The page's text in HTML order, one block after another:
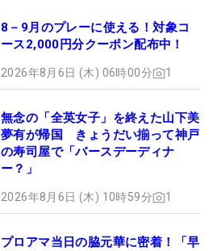
8－9月のプレーに使える！対象コ
ース2,000円分クーポン配布中！
2026年8月6日 (木) 06時00分 1
無念の「全英女子」を終えた山下美
夢有が帰国 きょうだい揃って神戸
の寿司屋で「バースデーディナ
ー？」
2026年8月6日 (木) 10時59分 1
プロアマ当日の脇元華に密着！「早